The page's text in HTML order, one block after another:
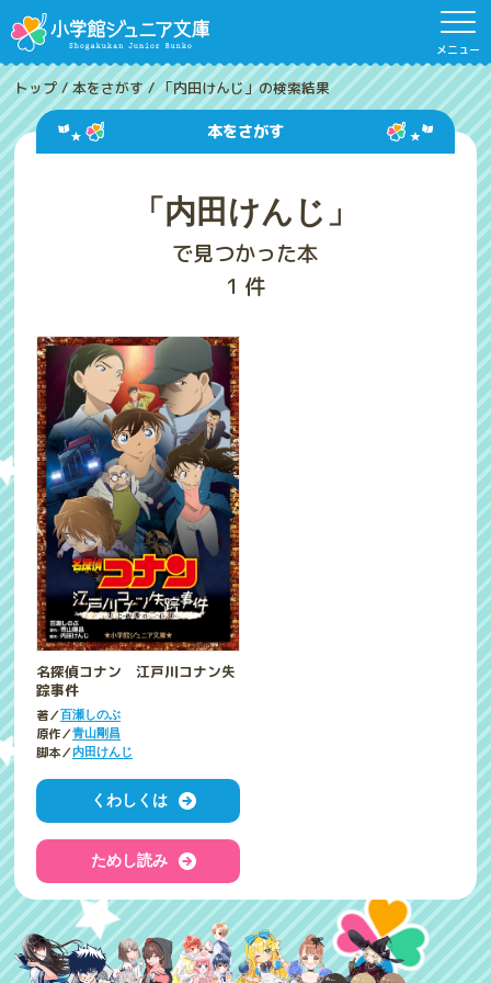
メニュー
トップ /本をさがす /「内田けんじ」の検索結果
本をさがす
「内田けんじ」
で見つかった本
1 件
名探偵コナン 江戸川コナン失
踪事件
著／百瀬しのぶ
原作／青山剛昌
脚本／内田けんじ
くわしくは
ためし読み